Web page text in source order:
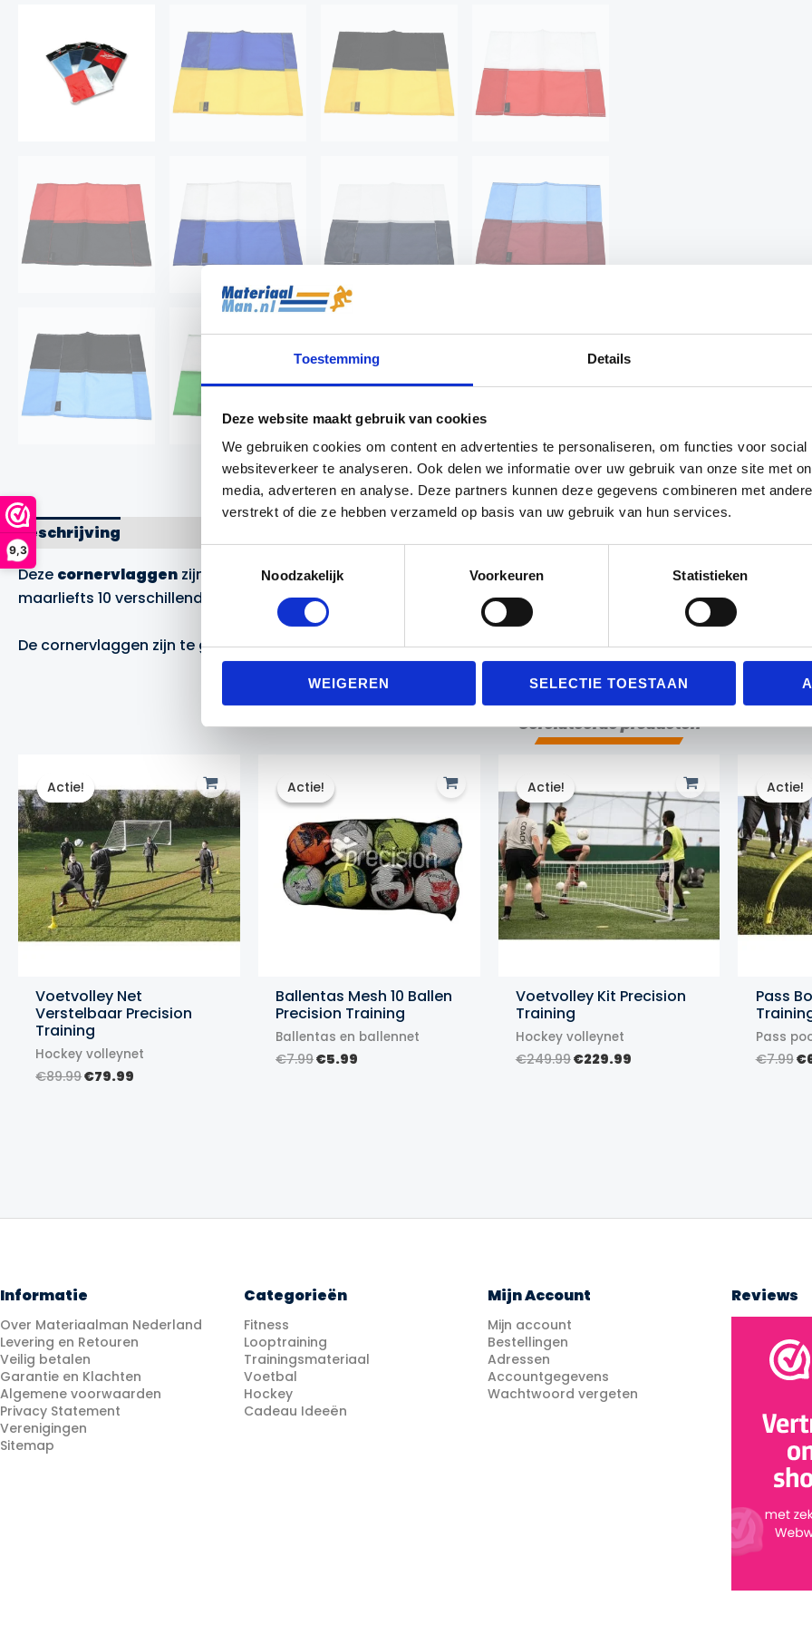
9,3
Toestemming Details
Deze website maakt gebruik van cookies
We gebruiken cookies om content en advertenties te personaliseren, om functies voor
websiteverkeer te analyseren. Ook delen we informatie over uw gebruik van onze site met
media, adverteren en analyse. Deze partners kunnen deze gegevens combineren met
verstrekt of die ze hebben verzameld op basis van uw gebruik van hun services.
Noodzakelijk
Voorkeuren Statistieken
WEIGEREN SELECTIE TOESTAAN
Beschrijving
Deze cornervlaggen zijn in in twee kleuren, zodat ze extra goed opvallen. De cornervlaggen worden per
maarliefts 10 verschillende kleurstellingen leverbaar!
De cornervlaggen zijn te gebruiken in combinatie met cornerpalen die een diameter hebben tot 310 mm, ze
Gerelateerde producten
Actie!
Actie!
Voetvolley Net
Verstelbaar Precision
Training
Hockey volleynet
€89.99Oorspronkelijke
€79.99
Actie!
Actie!
Ballentas Mesh 10 Ballen
Precision Training
Ballentas en ballennet
€7.99Oorspronkelijke
€5.99Huidige
Actie!
Actie!
Voetvolley Kit Precision
Training
Hockey volleynet
€249.99Oorspronkelijke
€229.99Huidige
Actie!
Actie!
Pass
Pass
€7.99€
Informatie
Over Materiaalman Nederland
Levering en Retouren
Veilig betalen
Garantie en Klachten
Algemene voorwaarden
Privacy Statement
Verenigingen
Sitemap
Categorieën
Fitness
Looptraining
Trainingsmateriaal
Voetbal
Hockey
Cadeau Ideeën
Mijn Account
Mijn account
Bestellingen
Adressen
Accountgegevens
Wachtwoord vergeten
Reviews